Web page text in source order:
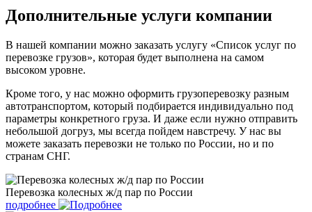
Дополнительные услуги компании
В нашей компании можно заказать услугу «Список услуг по
перевозке грузов», которая будет выполнена на самом
высоком уровне.
Кроме того, у нас можно оформить грузоперевозку разным
автотранспортом, который подбирается индивидуально под
параметры конкретного груза. И даже если нужно отправить
небольшой догруз, мы всегда пойдем навстречу. У нас вы
можете заказать перевозки не только по России, но и по
странам СНГ.
Перевозка колесных ж/д пар по России
подробнее